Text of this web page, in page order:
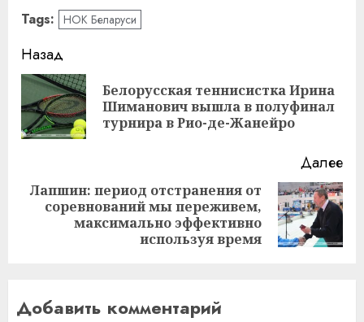
Tags: НОК Беларуси
Навигация
записи
Назад
Белорусская теннисистка Ирина
Шиманович вышла в полуфинал
турнира в Рио-де-Жанейро
Далее
Следующая
Лапшин: период отстранения от
соревнований мы переживем,
максимально эффективно
используя время
Добавить комментарий